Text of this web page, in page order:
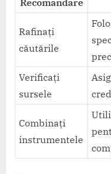
Recomandare
Rafinați
căutările
Verificați
sursele
Combinați
instrumentele